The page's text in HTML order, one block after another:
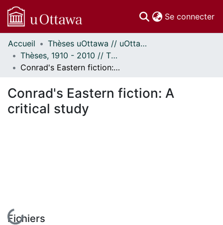
Se connecter
Communautés
et collections
Parcourir
À propos
Accueil
Thèses uOttawa // uOttawa Theses
Thèses, 1910 - 2010 // Theses, 1910 - 2010
Conrad's Eastern fiction: A critical study
Conrad's Eastern fiction: A
critical study
En cours de chargement...
Fichiers